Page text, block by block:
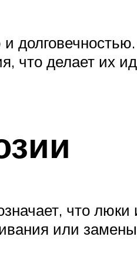
что делает
что люки
или